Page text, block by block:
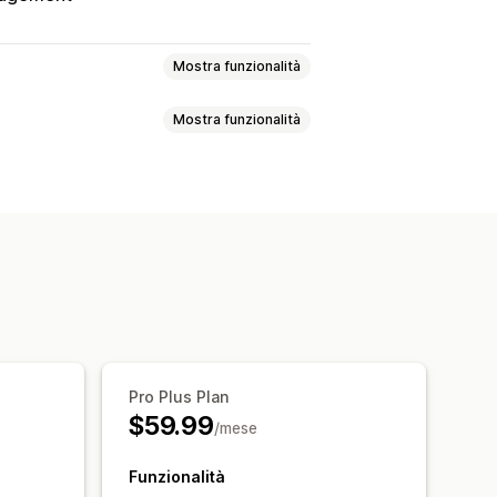
Mostra funzionalità
per rifornimento
personalizzati
Mostra funzionalità
Previsioni di vendita
Pro Plus Plan
$59.99/mese
Funzionalità